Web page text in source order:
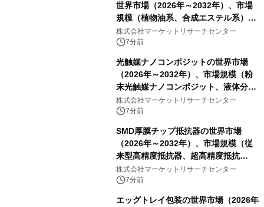
世界市場（2026年～2032年）、市場
規模（植物油系、合成エステル系）・
分析レポートを発表
株式会社マーケットリサーチセンター
7分前
光触媒ナノコンポジットの世界市場
（2026年～2032年）、市場規模（粉
末光触媒ナノコンポジット、液体分散
液／ゾル、コーティング／フィルム一
体型製品、構造化／バルク材料）・分
株式会社マーケットリサーチセンター
7分前
SMD厚膜チップ抵抗器の世界市場
（2026年～2032年）、市場規模（従
来型高精度抵抗器、超高精度抵抗
器）・分析レポートを発表
株式会社マーケットリサーチセンター
7分前
エッグトレイ包装の世界市場（2026年